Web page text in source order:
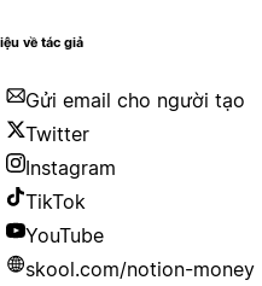
về tác giả
Gửi email cho người tạo
Twitter
Instagram
TikTok
YouTube
skool.com/notion-money